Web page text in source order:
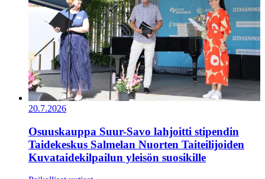
20.7.2026
Osuuskauppa Suur-Savo lahjoitti stipendin
Taidekeskus Salmelan Nuorten Taiteilijoiden
Kuvataidekilpailun yleisön suosikille